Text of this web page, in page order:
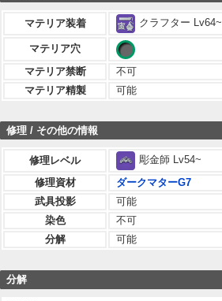
マテリア装着 クラフター Lv64~
マテリア穴
マテリア禁断
不可
マテリア精製
可能
修理 / その他の情報
修理レベル
彫金師 Lv54~
修理資材
ダークマターG7
武具投影
可能
染色
不可
分解
可能
分解